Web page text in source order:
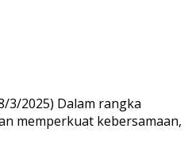
3/2025) Dalam rangka
memperkuat kebersamaan,